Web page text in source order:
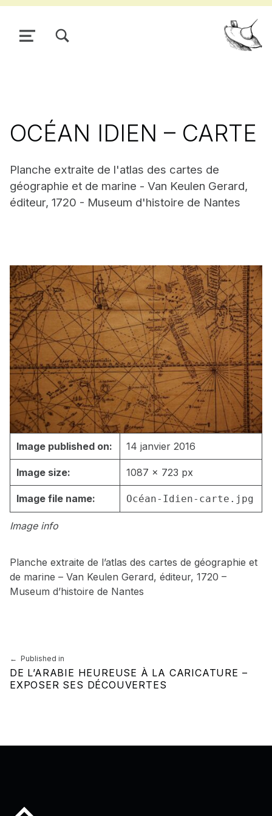
Pour
MENU
OCÉAN IDIEN – CARTE
Planche extraite de l'atlas des cartes de
géographie et de marine - Van Keulen Gerard,
éditeur, 1720 - Museum d'histoire de Nantes
Image info
Image published on: 14 janvier 2016
Image size: 1087 × 723 px
Image file name: Océan-Idien-carte.jpg
Planche extraite de l’atlas des cartes de géographie et
de marine – Van Keulen Gerard, éditeur, 1720 –
Museum d’histoire de Nantes
Navigation de l’article
Published in
DE L’ARABIE HEUREUSE À LA CARICATURE –
EXPOSER SES DÉCOUVERTES